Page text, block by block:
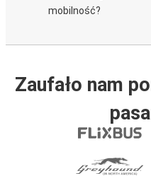
mobilność?
Zaufało nam